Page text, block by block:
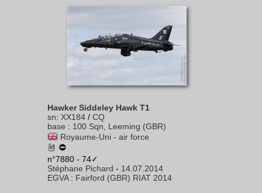
Hawker Siddeley Hawk T1
sn: XX184 / CQ
base : 100 Sqn, Leeming (GBR)
Royaume-Uni - air force
n°7880 - 74✓
Stéphane Pichard - 14.07.2014
EGVA: Fairford (GBR) RIAT 2014